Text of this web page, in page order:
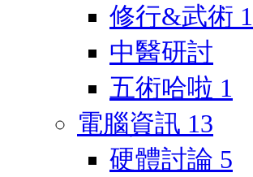
修行&武術 1
中醫研討
五術哈啦 1
電腦資訊 13
硬體討論 5